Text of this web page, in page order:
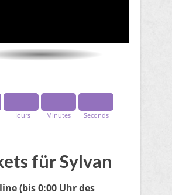
Hours Minutes Seconds
für Sylvan
(bis 0:00 Uhr des